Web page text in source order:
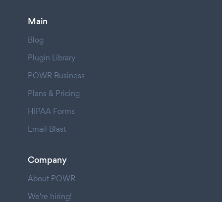
Main
Blog
Plugin Library
POWR Business
Plans & Pricing
HIPAA Forms
Email Blast
Company
About POWR
We're hiring!